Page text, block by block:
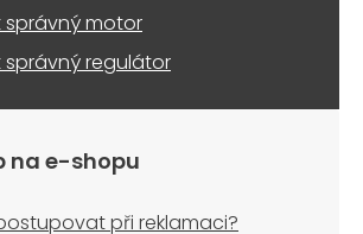
správný motor
správný regulátor
na e-shopu
při reklamaci?